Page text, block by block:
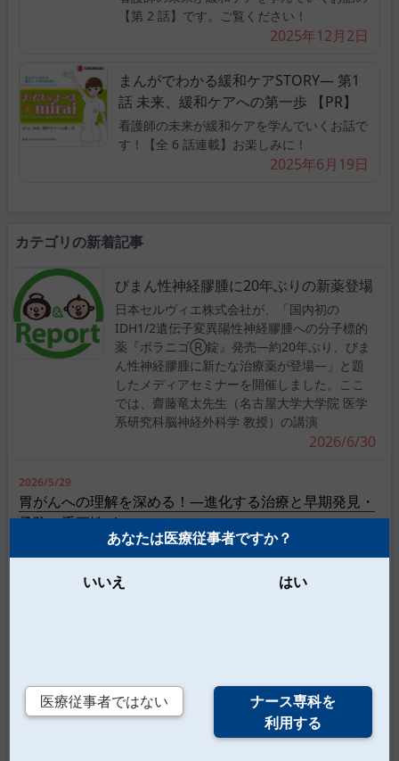
【第 2 話】です。ご覧ください！
2025年12月2日
まんがでわかる緩和ケアSTORY― 第1
話 未来、緩和ケアへの第一歩 【PR】
看護師の未来が緩和ケアを学んでいくお話で
す！【全 6 話連載】お楽しみに！
2025年6月19日
カテゴリの新着記事
びまん性神経膠腫に20年ぶりの新薬登場
日本セルヴィエ株式会社が、「国内初の
IDH1/2遺伝子変異陽性神経膠腫への分子標的
薬『ボラニゴⓇ錠』発売―約20年ぶり、びま
ん性神経膠腫に新たな治療薬が登場―」と題
したメディアセミナーを開催しました。ここ
では、齋藤竜太先生（名古屋大学大学院 医学
系研究科脳神経外科学 教授）の講演
2026/6/30
2026/5/29
胃がんへの理解を深める！―進化する治療と早期発見・
予防の重要性
2026/5/26
まんがでわかる緩和ケアSTORY― 第4話 未来、オピオイ
2026/5/11
てんかん重積状態の治療が変わる！ 新たなレスキュー
あなたは医療従事者ですか？
いいえ
医療従事者ではない
はい
ナース専科を
利用する